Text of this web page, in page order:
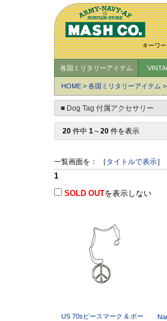
キーワ
各国ミリタリーアイテム
HOME > 各国ミリタリーアイテム >
■ Dog Tag 付属アクセサリー
20 件中 1～20 件を表示
一覧画面を： ［ タイトルで表示］
1
SOLD OUTを表示しない
US 70sピースマーク & ボー